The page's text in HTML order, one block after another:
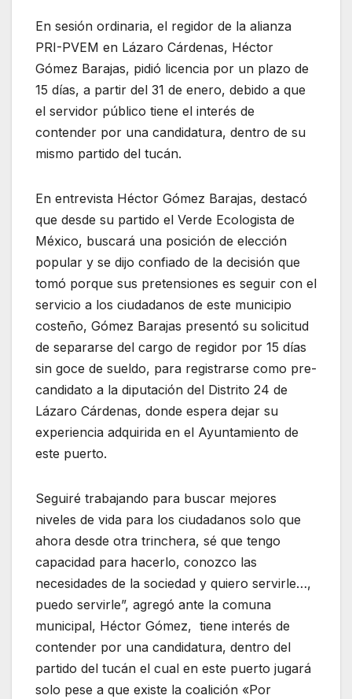
En sesión ordinaria, el regidor de la alianza
PRI-PVEM en Lázaro Cárdenas, Héctor
Gómez Barajas, pidió licencia por un plazo de
15 días, a partir del 31 de enero, debido a que
el servidor público tiene el interés de
contender por una candidatura, dentro de su
mismo partido del tucán.
En entrevista Héctor Gómez Barajas, destacó
que desde su partido el Verde Ecologista de
México, buscará una posición de elección
popular y se dijo confiado de la decisión que
tomó porque sus pretensiones es seguir con el
servicio a los ciudadanos de este municipio
costeño, Gómez Barajas presentó su solicitud
de separarse del cargo de regidor por 15 días
sin goce de sueldo, para registrarse como pre-
candidato a la diputación del Distrito 24 de
Lázaro Cárdenas, donde espera dejar su
experiencia adquirida en el Ayuntamiento de
este puerto.
Seguiré trabajando para buscar mejores
niveles de vida para los ciudadanos solo que
ahora desde otra trinchera, sé que tengo
capacidad para hacerlo, conozco las
necesidades de la sociedad y quiero servirle…,
puedo servirle”, agregó ante la comuna
municipal, Héctor Gómez, tiene interés de
contender por una candidatura, dentro del
partido del tucán el cual en este puerto jugará
solo pese a que existe la coalición «Por